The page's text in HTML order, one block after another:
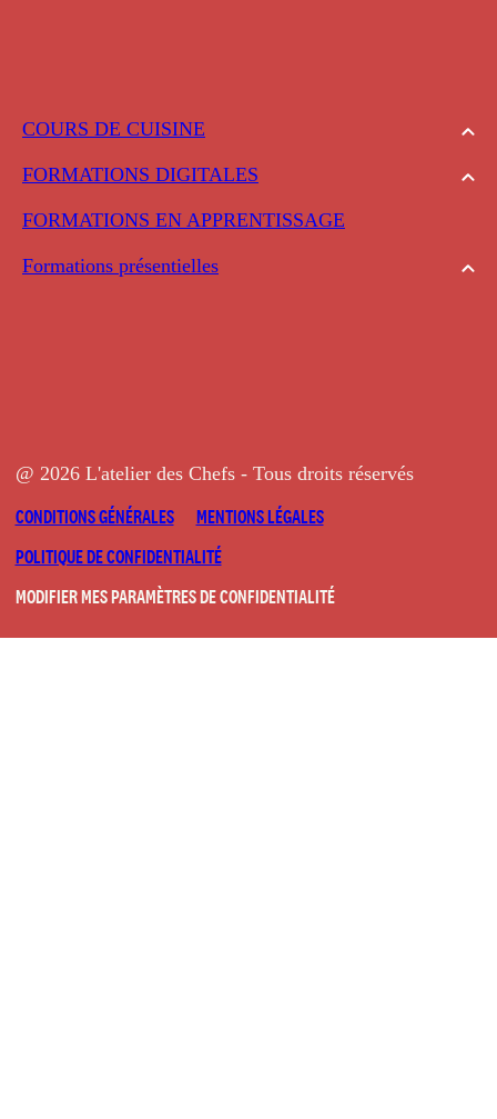
COURS DE CUISINE
FORMATIONS DIGITALES
FORMATIONS EN APPRENTISSAGE
Formations présentielles
@ 2026 L'atelier des Chefs - Tous droits réservés
CONDITIONS GÉNÉRALES
MENTIONS LÉGALES
POLITIQUE DE CONFIDENTIALITÉ
MODIFIER MES PARAMÈTRES DE CONFIDENTIALITÉ